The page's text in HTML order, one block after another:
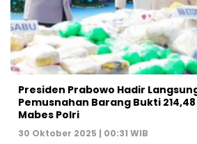
Presiden Prabowo Hadir
Pemusnahan Barang Bukti
Mabes Polri
30 Oktober 2025 | 00:31 WIB